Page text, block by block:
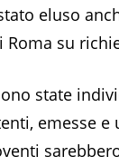
eluso
Roma su
state
emesse